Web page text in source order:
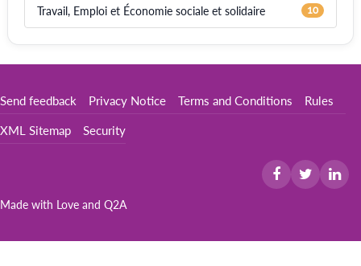
Travail, Emploi et Économie sociale et solidaire 10
Send feedback Privacy Notice Terms and Conditions Rules
XML Sitemap Security
Made with Love and Q2A